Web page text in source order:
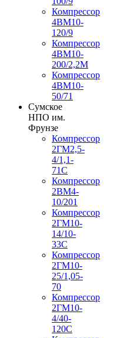
Компрессор
4ВМ10-
120/9
Компрессор
4ВМ10-
200/2,2М
Компрессор
4ВМ10-
50/71
Сумское
НПО им.
Фрунзе
Компрессор
2ГМ2,5-
4/1,1-
71С
Компрессор
2ВМ4-
10/201
Компрессор
2ГМ10-
14/10-
33С
Компрессор
2ГМ10-
25/1,05-
70
Компрессор
2ГМ10-
4/40-
120С